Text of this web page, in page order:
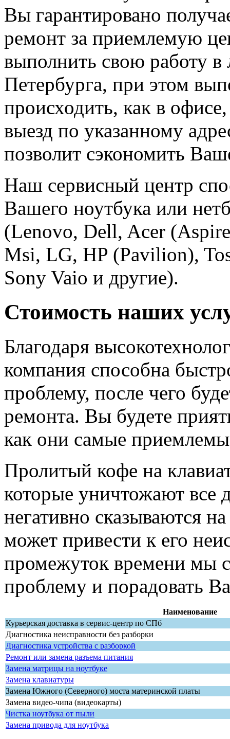
Вы гарантировано
ремонт за приемлемую
выполнить свою работу
Петербурга, при этом
происходить, как в
выезд по указанному
позволит сэкономить
Наш сервисный центр
Вашего ноутбука или
(Lenovo, Dell, Acer
Msi, LG, HP (Pavilion),
Sony Vaio и другие).
Стоимость наших
Благодаря
компания способна
проблему, после чего
ремонта. Вы будете
как они самые
Пролитый кофе на
которые уничтожают все
негативно сказываются
может привести к его
промежуток времени мы
проблему и порадовать
Наименование
Курьерская доставка в сервис-центр по СПб
Диагностика неисправности без разборки
Диагностика устройства с разборкой
Ремонт или замена разъема питания
Замена матрицы на ноутбуке
Замена клавиатуры
Замена Южного (Северного) моста материнской платы
Замена видео-чипа (видеокарты)
Чистка ноутбука от пыли
Замена привода для ноутбука